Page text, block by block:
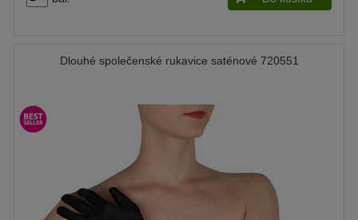
Dlouhé společenské rukavice saténové 720551